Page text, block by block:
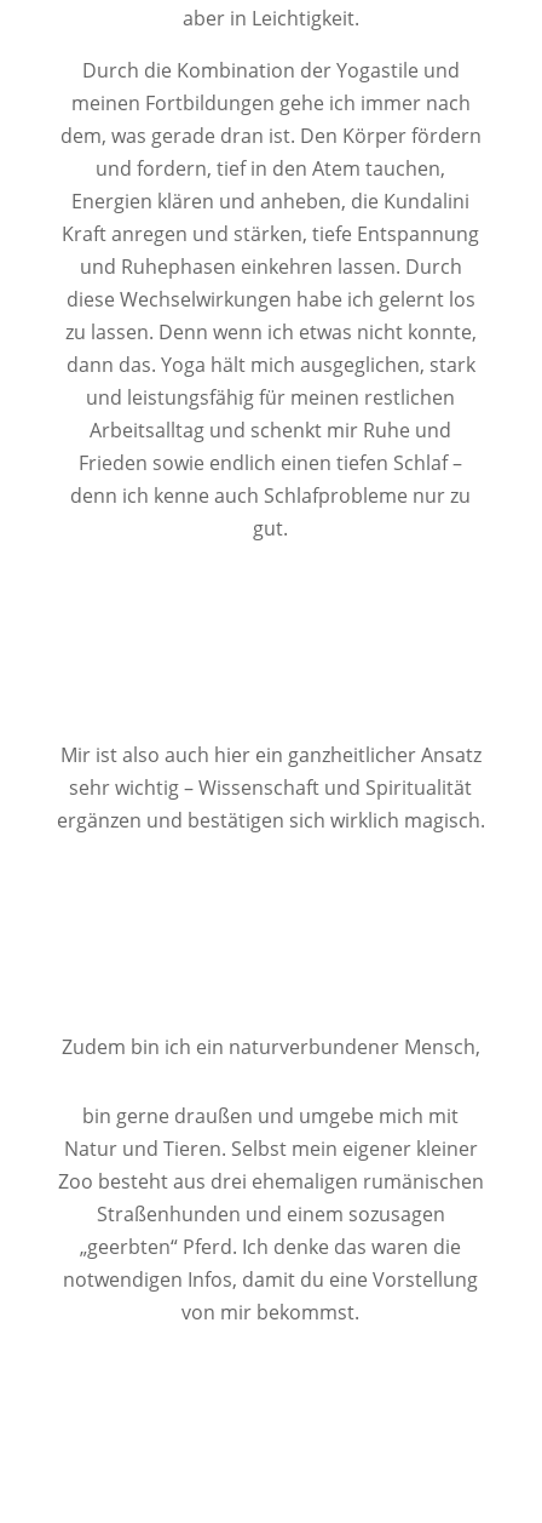
aber in Leichtigkeit.
Durch die Kombination der Yogastile und
meinen Fortbildungen gehe ich immer nach
dem, was gerade dran ist. Den Körper fördern
und fordern, tief in den Atem tauchen,
Energien klären und anheben, die Kundalini
Kraft anregen und stärken, tiefe Entspannung
und Ruhephasen einkehren lassen. Durch
diese Wechselwirkungen habe ich gelernt los
zu lassen. Denn wenn ich etwas nicht konnte,
dann das. Yoga hält mich ausgeglichen, stark
und leistungsfähig für meinen restlichen
Arbeitsalltag und schenkt mir Ruhe und
Frieden sowie endlich einen tiefen Schlaf –
denn ich kenne auch Schlafprobleme nur zu
gut.
Mir ist also auch hier ein ganzheitlicher Ansatz
sehr wichtig – Wissenschaft und Spiritualität
ergänzen und bestätigen sich wirklich magisch.
Zudem bin ich ein naturverbundener Mensch,
bin gerne draußen und umgebe mich mit
Natur und Tieren. Selbst mein eigener kleiner
Zoo besteht aus drei ehemaligen rumänischen
Straßenhunden und einem sozusagen
„geerbten“ Pferd. Ich denke das waren die
notwendigen Infos, damit du eine Vorstellung
von mir bekommst.